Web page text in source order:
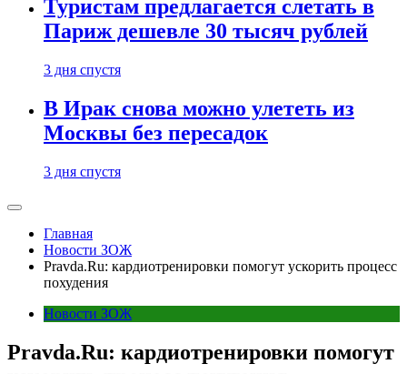
Туристам предлагается слетать в
Париж дешевле 30 тысяч рублей
3 дня спустя
В Ирак снова можно улететь из
Москвы без пересадок
3 дня спустя
Главная
Новости ЗОЖ
Pravda.Ru: кардиотренировки помогут ускорить процесс
похудения
Новости ЗОЖ
Pravda.Ru: кардиотренировки помогут